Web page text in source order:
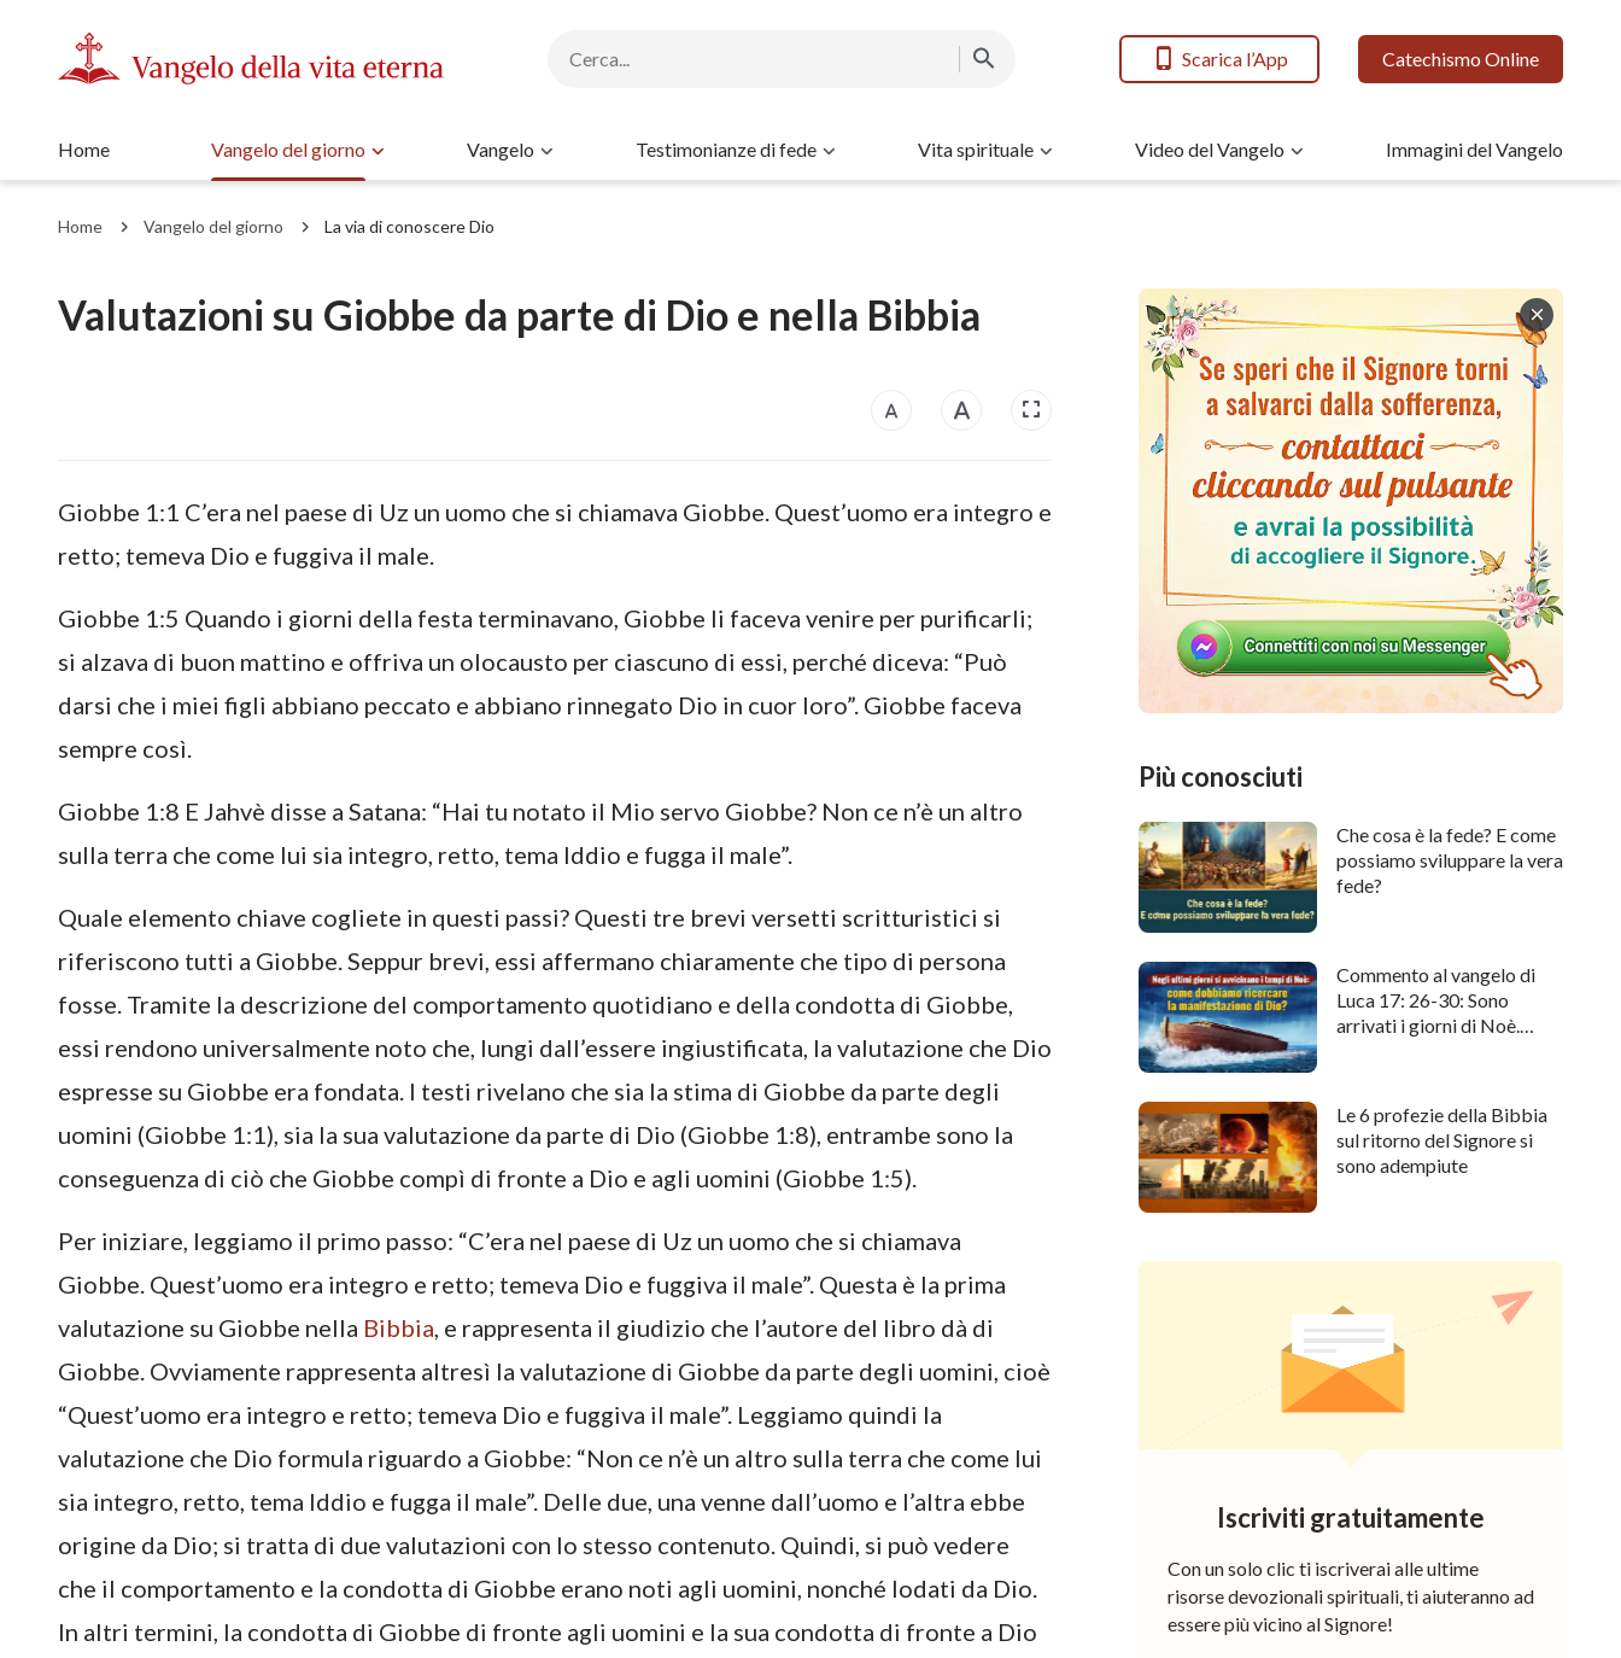
Scarica l’App Catechismo Online
Home Vangelo del giorno Vangelo Testimonianze di fede Vita spirituale Video del Vangelo Immagini del Vangelo
Home Vangelo del giorno La via di conoscere Dio
Valutazioni su Giobbe da parte di Dio e nella Bibbia
Giobbe 1:1 C’era nel paese di Uz un uomo che si chiamava Giobbe. Quest’uomo era integro e
retto; temeva Dio e fuggiva il male.
Giobbe 1:5 Quando i giorni della festa terminavano, Giobbe li faceva venire per purificarli;
si alzava di buon mattino e offriva un olocausto per ciascuno di essi, perché diceva: “Può
darsi che i miei figli abbiano peccato e abbiano rinnegato Dio in cuor loro”. Giobbe faceva
sempre così.
Giobbe 1:8 E Jahvè disse a Satana: “Hai tu notato il Mio servo Giobbe? Non ce n’è un altro
sulla terra che come lui sia integro, retto, tema Iddio e fugga il male”.
Quale elemento chiave cogliete in questi passi? Questi tre brevi versetti scritturistici si
riferiscono tutti a Giobbe. Seppur brevi, essi affermano chiaramente che tipo di persona
fosse. Tramite la descrizione del comportamento quotidiano e della condotta di Giobbe,
essi rendono universalmente noto che, lungi dall’essere ingiustificata, la valutazione che Dio
espresse su Giobbe era fondata. I testi rivelano che sia la stima di Giobbe da parte degli
uomini (Giobbe 1:1), sia la sua valutazione da parte di Dio (Giobbe 1:8), entrambe sono la
conseguenza di ciò che Giobbe compì di fronte a Dio e agli uomini (Giobbe 1:5).
Per iniziare, leggiamo il primo passo: “C’era nel paese di Uz un uomo che si chiamava
Giobbe. Quest’uomo era integro e retto; temeva Dio e fuggiva il male”. Questa è la prima
valutazione su Giobbe nella Bibbia, e rappresenta il giudizio che l’autore del libro dà di
Giobbe. Ovviamente rappresenta altresì la valutazione di Giobbe da parte degli uomini, cioè
“Quest’uomo era integro e retto; temeva Dio e fuggiva il male”. Leggiamo quindi la
valutazione che Dio formula riguardo a Giobbe: “Non ce n’è un altro sulla terra che come lui
sia integro, retto, tema Iddio e fugga il male”. Delle due, una venne dall’uomo e l’altra ebbe
origine da Dio; si tratta di due valutazioni con lo stesso contenuto. Quindi, si può vedere
che il comportamento e la condotta di Giobbe erano noti agli uomini, nonché lodati da Dio.
In altri termini, la condotta di Giobbe di fronte agli uomini e la sua condotta di fronte a Dio
Più conosciuti
Che cosa è la fede? E come
possiamo sviluppare la vera
fede?
Commento al vangelo di
Luca 17: 26-30: Sono
arrivati i giorni di Noè.
Le 6 profezie della Bibbia
sul ritorno del Signore si
sono adempiute
Iscriviti gratuitamente
Con un solo clic ti iscriverai alle ultime
risorse devozionali spirituali, ti aiuteranno ad
essere più vicino al Signore!